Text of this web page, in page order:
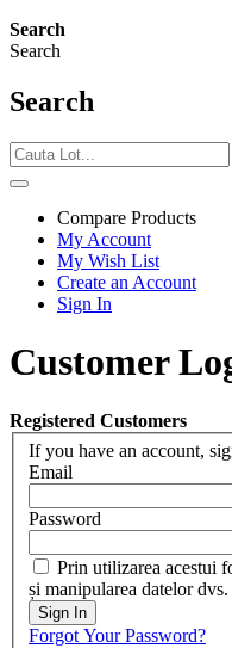
Search
Search
Search
Compare Products
My Account
My Wish List
Create an Account
Sign In
Customer
Registered Customers
If you have an account,
Email
Password
Prin utilizarea acestui
și manipularea datelor
Sign In
Forgot Your Password?